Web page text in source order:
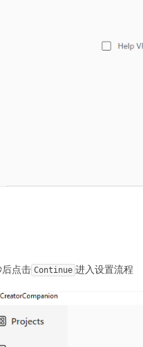
后点击 Continue 进入设置流程